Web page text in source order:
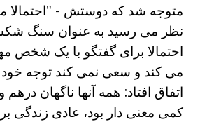
متوجه شد که دوستش - "احتمالا
نظر می رسید به عنوان سنگ
احتمالا برای گفتگو با یک
می کند و سعی نمی کند توجه خود
اتفاق افتاد: همه آنها ناگهان